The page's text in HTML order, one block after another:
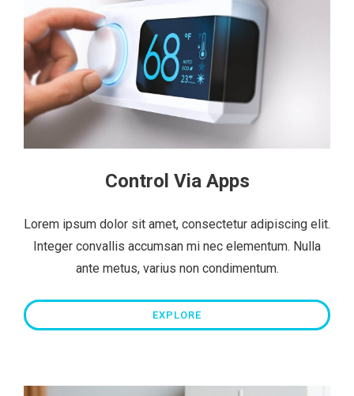
Control Via Apps
Lorem ipsum dolor sit amet, consectetur adipiscing elit.
Integer convallis accumsan mi nec elementum. Nulla
ante metus, varius non condimentum.
EXPLORE